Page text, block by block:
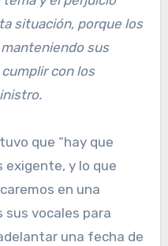
situación, porque los
sus
con los
que “hay que
exigente, y lo que
en una
sus vocales para
una fecha de